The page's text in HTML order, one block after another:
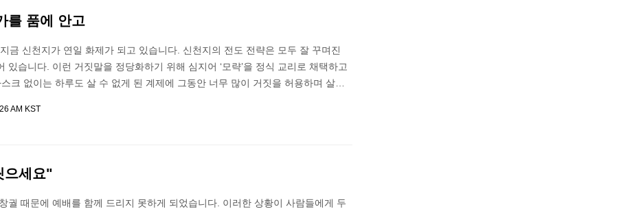
를 품에 안고
금 신천지가 연일 화제가 되고 있습니다. 신천지의 전도 전략은 모두 잘 꾸며진
있습니다. 이런 거짓말을 정당화하기 위해 심지어 ‘모략’을 정식 교리로 채택하고
크 없이는 하루도 살 수 없게 된 계제에 그동안 너무 많이 거짓을 허용하며 살…
AM KST
으세요"
궐 때문에 예배를 함께 드리지 못하게 되었습니다. 이러한 상황이 사람들에게 두